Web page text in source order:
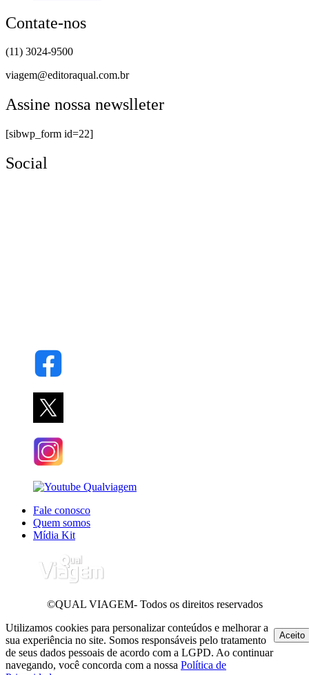
Contate-nos
(11) 3024-9500
viagem@editoraqual.com.br
Assine nossa newslleter
[sibwp_form id=22]
Social
Fale conosco
Quem somos
Mídia Kit
©QUAL VIAGEM- Todos os direitos reservados
Utilizamos cookies para personalizar conteúdos e melhorar a
sua experiência no site. Somos responsáveis pelo tratamento
de seus dados pessoais de acordo com a LGPD. Ao continuar
navegando, você concorda com a nossa Política de
Aceito